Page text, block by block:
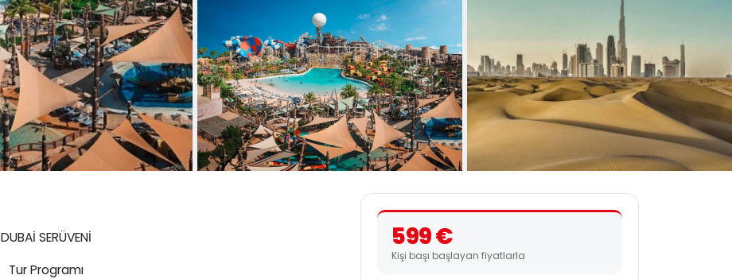
DUBAİ SERÜVENİ
Tur Programı
599 €
Kişi başı başlayan fiyatlarla